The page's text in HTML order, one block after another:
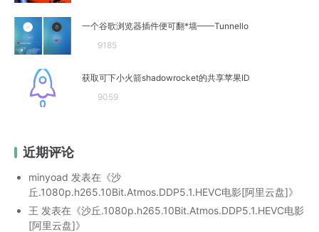
一个谷歌浏览器插件便可翻*墙——Tunnello
9185
获取可下小火箭shadowrocket的共享苹果ID
9059
近期评论
minyoad 发表在《沙
丘.1080p.h265.10Bit.Atmos.DDP5.1.HEVC电影[阿里云盘]》
王 发表在《沙丘.1080p.h265.10Bit.Atmos.DDP5.1.HEVC电影
[阿里云盘]》